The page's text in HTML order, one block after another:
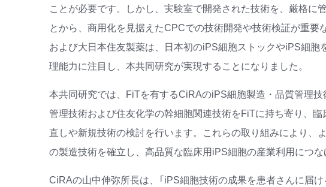
ことが必要です。しかし、実験室で開発された技術を、厳格
とから、商用化を見据えたCPCでの技術開発や技術検証が重
および大日本住友製薬は、日本初のiPS細胞ストックやiPS細
理能力に注目し、本共同研究が実現することになりました。
本共同研究では、FiTを有するCiRAのiPS細胞製造・品質管理
管理技術および住友化学の幹細胞関連技術をFiTに持ち寄り、
直しや新規技術の検討を行います。これらの取り組みにより
の製造技術を確立し、高品質な臨床用iPS細胞の産業利用につな
CiRAの山中伸弥所長は、「iPS細胞技術の成果を患者さんに届